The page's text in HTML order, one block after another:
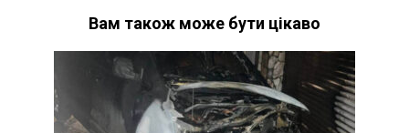
Вам також може бути цікаво